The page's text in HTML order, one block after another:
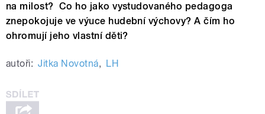
na milost? Co ho jako vystudovaného pedagoga
znepokojuje ve výuce hudební výchovy? A čím ho
ohromují jeho vlastní děti?
autoři: Jitka Novotná, LH